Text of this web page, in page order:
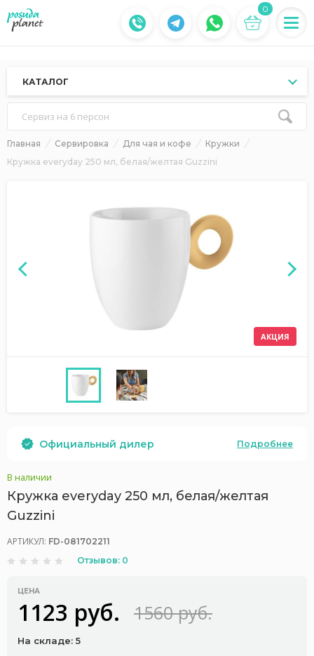
0
КАТАЛОГ
Сервиз на 6 персон
Главная Сервировка Для чая и кофе
Кружки
Кружка everyday 250 мл, белая/желтая Guzzini
АКЦИЯ
Официальный дилер Подробнее
В наличии
Кружка everyday 250 мл, белая/желтая
Guzzini
АРТИКУЛ: FD-081702211
Отзывов: 0
ЦЕНА
1123 руб. 1560 руб.
На складе: 5